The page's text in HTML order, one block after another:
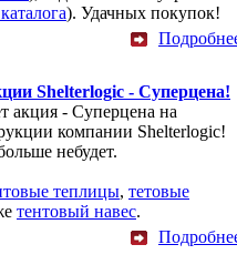
). Удачных покупок!
Shelterlogic - Суперцена!
акция - Суперцена на
компании Shelterlogic!
небудет.
теплицы, тетовые
тентовый навес.